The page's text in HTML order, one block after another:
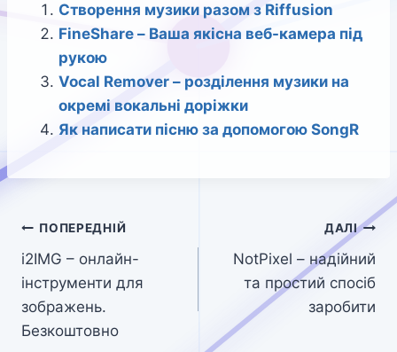
Створення музики разом з Riffusion
FineShare – Ваша якісна веб-камера під
рукою
Vocal Remover – розділення музики на
окремі вокальні доріжки
Як написати пісню за допомогою SongR
Навігація
записів
ПОПЕРЕДНІЙ
i2IMG – онлайн-
інструменти для
зображень.
Безкоштовно
ДАЛІ
NotPixel – надійний
та простий спосіб
заробити